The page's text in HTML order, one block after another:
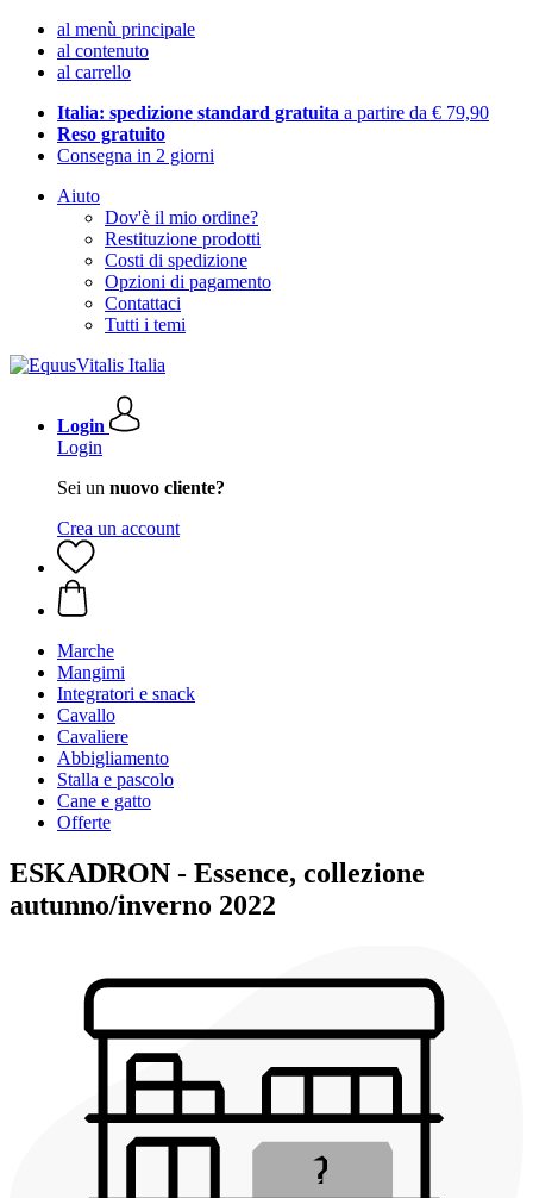
al menù principale
al contenuto
al carrello
Italia: spedizione standard gratuita a partire da € 79,90
Reso gratuito
Consegna in 2 giorni
Aiuto
Dov'è il mio ordine?
Restituzione prodotti
Costi di spedizione
Opzioni di pagamento
Contattaci
Tutti i temi
Login
Login
Sei un nuovo cliente?
Crea un account
Marche
Mangimi
Integratori e snack
Cavallo
Cavaliere
Abbigliamento
Stalla e pascolo
Cane e gatto
Offerte
ESKADRON - Essence, collezione
autunno/inverno 2022